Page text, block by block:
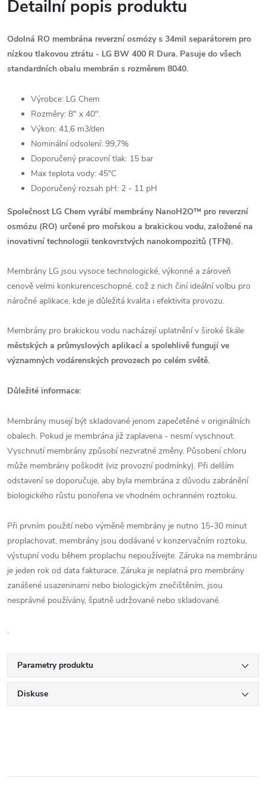
Detailní popis produktu
Odolná RO membrána reverzní osmózy s 34mil separátorem pro
nízkou tlakovou ztrátu - LG BW 400 R Dura. Pasuje do všech
standardních obalu membrán s rozměrem 8040.
Výrobce: LG Chem
Rozměry: 8" x 40".
Výkon: 41,6 m3/den
Nominální odsolení: 99,7%
Doporučený pracovní tlak: 15 bar
Max teplota vody: 45°C
Doporučený rozsah pH: 2 - 11 pH
Společnost LG Chem vyrábí membrány NanoH2O™ pro reverzní
osmózu (RO) určené pro mořskou a brakickou vodu, založené na
inovativní technologii tenkovrstvých nanokompozitů (TFN).
Membrány LG jsou vysoce technologické, výkonné a zároveň
cenově velmi konkurenceschopné, což z nich činí ideální volbu pro
náročné aplikace, kde je důležitá kvalita i efektivita provozu.
Membrány pro brakickou vodu nacházejí uplatnění v široké škále
městských a průmyslových aplikací a spolehlivě fungují ve
významných vodárenských provozech po celém světě.
Důležité informace:
Membrány musejí být skladované jenom zapečetěné v originálních
obalech. Pokud je membrána již zaplavena - nesmí vyschnout.
Vyschnutí membrány způsobí nezvratné změny. Působení chloru
může membrány poškodit (viz provozní podmínky). Při delším
odstavení se doporučuje, aby byla membrána z důvodu zabránění
biologického růstu ponořena ve vhodném ochranném roztoku.
Při prvním použití nebo výměně membrány je nutno 15-30 minut
proplachovat, membrány jsou dodávané v konzervačním roztoku,
výstupní vodu během proplachu nepoužívejte. Záruka na membránu
je jeden rok od data fakturace. Záruka je neplatná pro membrány
zanášené usazeninami nebo biologickým znečištěním, jsou
nesprávné používány, špatně udržované nebo skladované.
.
Parametry produktu
Diskuse